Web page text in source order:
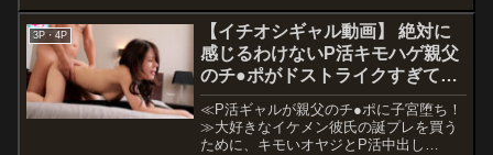
等の連続セックスでIQぶちアガり
www【しろうと変態革命12人
目】 心菜りお
ケてるギャルファッションで登場、まな
ちゃん22歳！本人もゲームが好きで、つ
いつい課金をしてしまうそうです。今回
の謝礼金もそっちにいきそうですねwホ
テルへ移動し、話を聞くと「セックスIQ
を高めたい！」ということでした。勉強
熱心ですね！まなちゃんのためにセック
スマスターを連れてきましたので、早速
3P・4P
【イチオシギャル動画】 絶対に
感じるわけないP活キモハゲ親父
のチ●ポがドストライクすぎて…
子宮堕ち種付けプレスでおかわり
中出し性交 乃木絢愛
≪P活ギャルが親父のチ●ポに子宮堕ち！
≫大好きなイケメン彼氏の誕プレを買う
ために、キモいオヤジとP活中出し